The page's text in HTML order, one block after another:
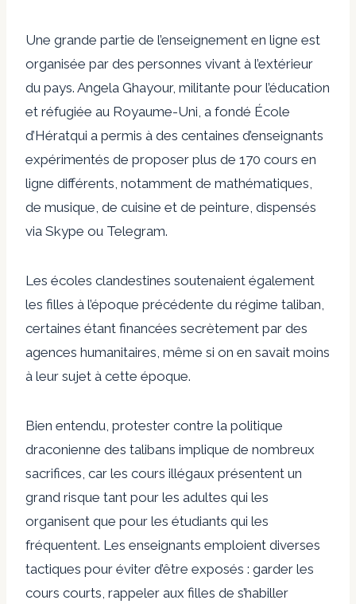
Une grande partie de l’enseignement en ligne est
organisée par des personnes vivant à l’extérieur
du pays. Angela Ghayour, militante pour l’éducation
et réfugiée au Royaume-Uni, a fondé École
d’Hératqui a permis à des centaines d’enseignants
expérimentés de proposer plus de 170 cours en
ligne différents, notamment de mathématiques,
de musique, de cuisine et de peinture, dispensés
via Skype ou Telegram.
Les écoles clandestines soutenaient également
les filles à l’époque précédente du régime taliban,
certaines étant financées secrètement par des
agences humanitaires, même si on en savait moins
à leur sujet à cette époque.
Bien entendu, protester contre la politique
draconienne des talibans implique de nombreux
sacrifices, car les cours illégaux présentent un
grand risque tant pour les adultes qui les
organisent que pour les étudiants qui les
fréquentent. Les enseignants emploient diverses
tactiques pour éviter d’être exposés : garder les
cours courts, rappeler aux filles de s’habiller